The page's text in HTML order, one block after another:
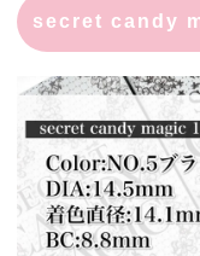
secret candy